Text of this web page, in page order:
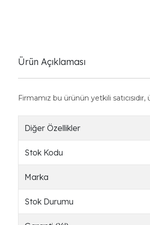
Ürün Açıklaması
Firmamız bu ürünün yetkili
Diğer Özellikler
Stok Kodu
Marka
Stok Durumu